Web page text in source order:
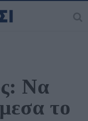
Να
το